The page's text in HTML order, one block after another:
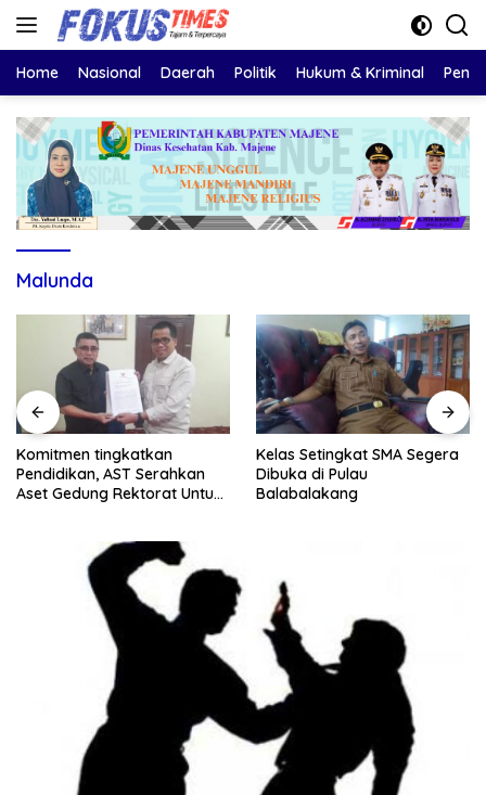
Langsung
Home Nasional Daerah Politik Hukum & Kriminal
Malunda
Komitmen tingkatkan
Pendidikan, AST Serahkan
Aset Gedung Rektorat Untuk
Kelas Setingkat SMA Segera
Dibuka di Pulau
Balabalakang